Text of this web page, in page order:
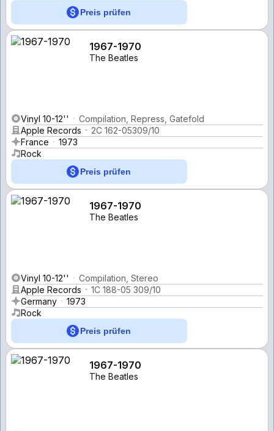
Preis prüfen
1967-1970
The Beatles
Vinyl 10-12''
Compilation, Repress, Gatefold
Apple Records
2C 162-05309/10
France
1973
Rock
Preis prüfen
1967-1970
The Beatles
Vinyl 10-12''
Compilation, Stereo
Apple Records
1C 188-05 309/10
Germany
1973
Rock
Preis prüfen
1967-1970
The Beatles